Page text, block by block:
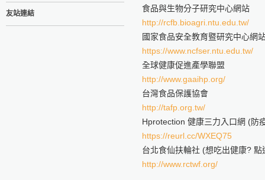
友站連結
食品與生物分子研究中心網站
http://rcfb.bioagri.ntu.edu.tw/
國家食品安全教育暨研究中心網
https://www.ncfser.ntu.edu.tw/
全球健康促進產學聯盟
http://www.gaaihp.org/
台灣食品保護協會
http://tafp.org.tw/
Hprotection 健康三力入口網 (防
https://reurl.cc/WXEQ75
台北食仙扶輪社 (想吃出健康? 點
http://www.rctwf.org/